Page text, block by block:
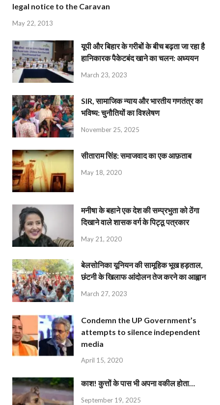
legal notice to the Caravan
May 22, 2013
यूपी और बिहार के गरीबों के बीच बढ़ता जा रहा है
हानिकारक पैकेटबंद खाने का चलन: अध्ययन
March 23, 2023
SIR, सामाजिक न्याय और भारतीय गणतंत्र का
भविष्य: चुनौतियों का विश्लेषण
November 25, 2025
सीताराम सिंह: समाजवाद का एक आफ़ताब
May 18, 2020
मनीषा के बहाने एक देश की सम्प्रभुता को ठेंगा
दिखाने वाले शासक वर्ग के पिट्ठू पत्रकार
May 21, 2020
बेलसोनिका यूनियन की सामूहिक भूख हड़ताल,
छंटनी के खिलाफ आंदोलन तेज करने का आह्वान
March 27, 2023
Condemn the UP Government’s
attempts to silence independent
media
April 15, 2020
काश! कुत्तों के पास भी अपना वकील होता…
September 19, 2025